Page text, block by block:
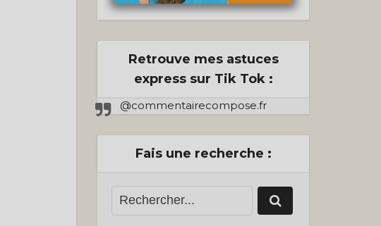
Retrouve mes astuces
express sur Tik Tok :
@commentairecompose.fr
Fais une recherche :